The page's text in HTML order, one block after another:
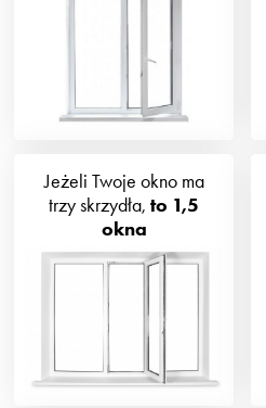
Jeżeli Twoje okno ma
trzy skrzydła, to 1,5
okna